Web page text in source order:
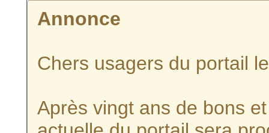
Annonce
Chers usagers du portail
Après vingt ans de bons